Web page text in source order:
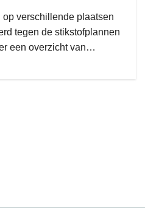
verschillende plaatsen
tegen de stikstofplannen
een overzicht van…